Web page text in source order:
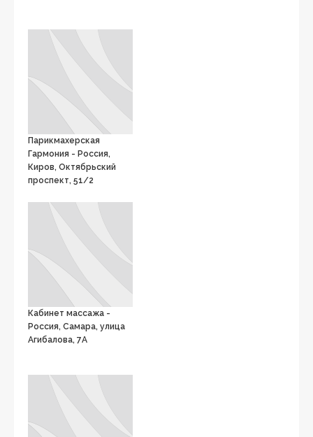
Парикмахерская
Гармония - Россия,
Киров, Октябрьский
проспект, 51/2
Кабинет массажа -
Россия, Самара, улица
Агибалова, 7А